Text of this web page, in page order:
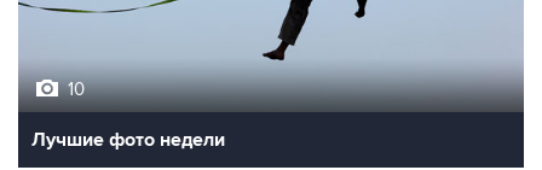
Лучшие фото недели